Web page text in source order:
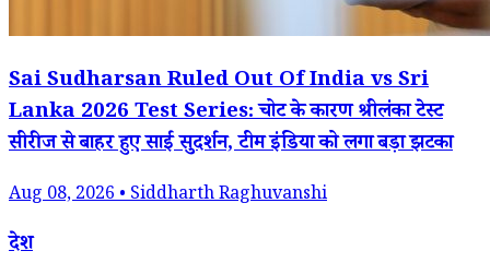
Sai Sudharsan Ruled Out Of India vs Sri
Lanka 2026 Test Series: चोट के कारण श्रीलंका टेस्ट
सीरीज से बाहर हुए साई सुदर्शन, टीम इंडिया को लगा बड़ा झटका
Aug 08, 2026 • Siddharth Raghuvanshi
देश